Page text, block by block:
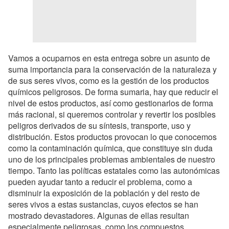
Vamos a ocuparnos en esta entrega sobre un asunto de
suma importancia para la conservación de la naturaleza y
de sus seres vivos, como es la gestión de los productos
químicos peligrosos. De forma sumaria, hay que reducir el
nivel de estos productos, así como gestionarlos de forma
más racional, si queremos controlar y revertir los posibles
peligros derivados de su síntesis, transporte, uso y
distribución. Estos productos provocan lo que conocemos
como la contaminación química, que constituye sin duda
uno de los principales problemas ambientales de nuestro
tiempo. Tanto las políticas estatales como las autonómicas
pueden ayudar tanto a reducir el problema, como a
disminuir la exposición de la población y del resto de
seres vivos a estas sustancias, cuyos efectos se han
mostrado devastadores. Algunas de ellas resultan